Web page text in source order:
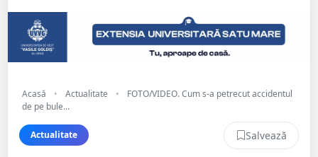
Acasă • Actualitate •
FOTO/VIDEO. Cum s-a petrecut accidentul
de pe bule...
Actualitate Salvează